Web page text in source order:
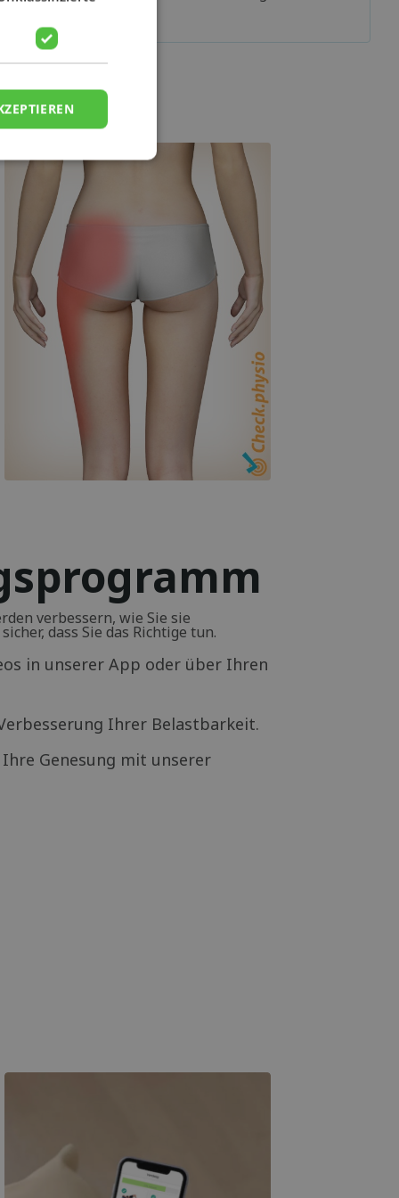
Zuhauses
verbessern, wie Sie sie
dass Sie das Richtige tun.
in unserer App oder über Ihren
Ihrer Belastbarkeit.
Genesung mit unserer